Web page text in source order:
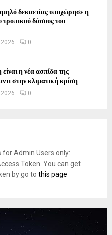
δεκαετίας υποχώρησε η
δάσους του
0
η νέα ασπίδα της
στην κλιματική κρίση
0
Admin Users only:
Token. You can get
by go to this page